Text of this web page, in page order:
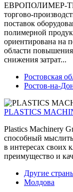
ЕВРОПОЛИМЕР-
торгово-
поставок
полимерной
ориентирована на
области
снижения затрат...
Ростовская
Ростов-на-
PLASTICS
Plastics Machinery
способный мыслить
в интересах своих
преимущество и
Другие
Молдова